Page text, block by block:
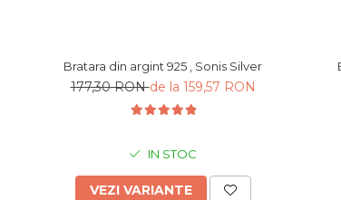
Bratara din argint 925 , Sonis Silver
177,30 RONde la 159,57 RON
IN STOC
VEZI VARIANTE